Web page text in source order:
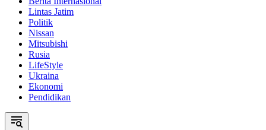
Lintas Jatim
Politik
Nissan
Mitsubishi
Rusia
LifeStyle
Ukraina
Ekonomi
Pendidikan